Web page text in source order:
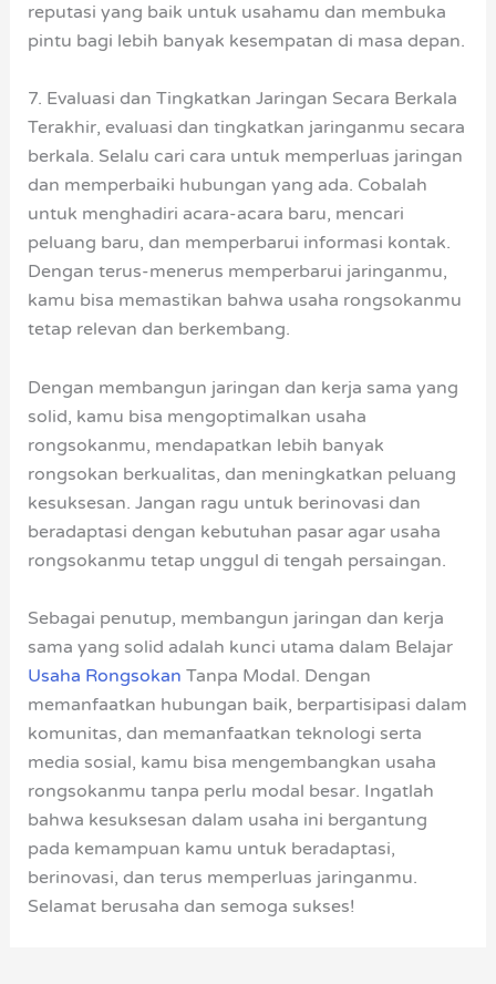
reputasi yang baik untuk usahamu dan membuka
pintu bagi lebih banyak kesempatan di masa depan.
7. Evaluasi dan Tingkatkan Jaringan Secara Berkala
Terakhir, evaluasi dan tingkatkan jaringanmu secara
berkala. Selalu cari cara untuk memperluas jaringan
dan memperbaiki hubungan yang ada. Cobalah
untuk menghadiri acara-acara baru, mencari
peluang baru, dan memperbarui informasi kontak.
Dengan terus-menerus memperbarui jaringanmu,
kamu bisa memastikan bahwa usaha rongsokanmu
tetap relevan dan berkembang.
Dengan membangun jaringan dan kerja sama yang
solid, kamu bisa mengoptimalkan usaha
rongsokanmu, mendapatkan lebih banyak
rongsokan berkualitas, dan meningkatkan peluang
kesuksesan. Jangan ragu untuk berinovasi dan
beradaptasi dengan kebutuhan pasar agar usaha
rongsokanmu tetap unggul di tengah persaingan.
Sebagai penutup, membangun jaringan dan kerja
sama yang solid adalah kunci utama dalam Belajar
Usaha Rongsokan Tanpa Modal. Dengan
memanfaatkan hubungan baik, berpartisipasi dalam
komunitas, dan memanfaatkan teknologi serta
media sosial, kamu bisa mengembangkan usaha
rongsokanmu tanpa perlu modal besar. Ingatlah
bahwa kesuksesan dalam usaha ini bergantung
pada kemampuan kamu untuk beradaptasi,
berinovasi, dan terus memperluas jaringanmu.
Selamat berusaha dan semoga sukses!